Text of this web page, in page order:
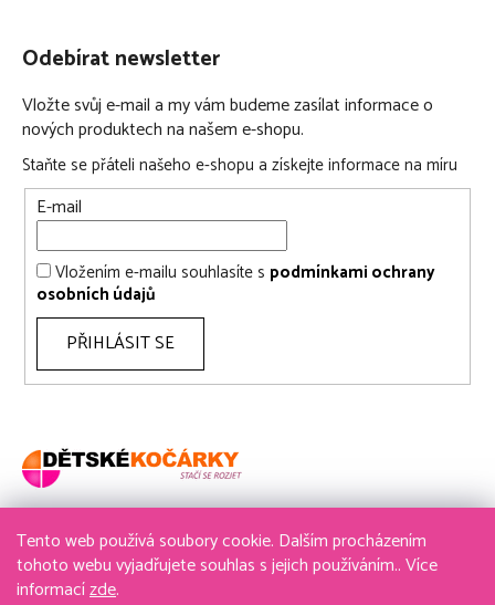
Tento web používá soubory cookie. Dalším procházením
tohoto webu vyjadřujete souhlas s jejich používáním.. Více
informacízde.
Odebírat newsletter
Vložte svůj e-mail a my vám budeme zasílat informace o
nových produktech na našem e-shopu.
Staňte se přáteli našeho e-shopu a získejte informace na míru
E-mail
Vložením e-mailu souhlasíte s podmínkami ochrany
osobních údajů
PŘIHLÁSIT SE
736 611 204